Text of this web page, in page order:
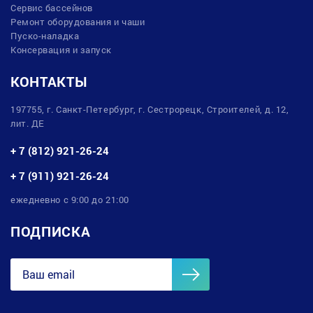
Сервис бассейнов
Ремонт оборудования и чаши
Пуско-наладка
Консервация и запуск
КОНТАКТЫ
197755, г. Санкт-Петербург, г. Сестрорецк, Строителей, д. 12,
лит. ДЕ
+ 7 (812) 921-26-24
+ 7 (911) 921-26-24
ежедневно с 9:00 до 21:00
ПОДПИСКА